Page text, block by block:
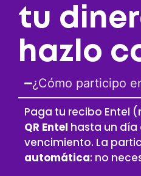
tu
hazlo
¿Cómo participo
Paga tu recibo Entel
QR Entel hasta un día
vencimiento. La
automática: no